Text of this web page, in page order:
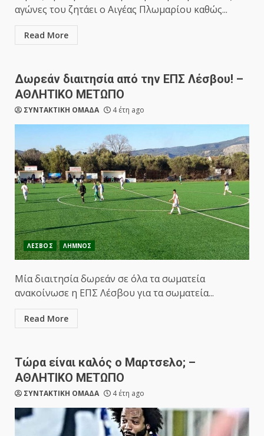
αγώνες του ζητάει ο Αιγέας Πλωμαρίου καθώς...
Read More
Δωρεάν διαιτησία από την ΕΠΣ Λέσβου! –
ΑΘΛΗΤΙΚΟ ΜΕΤΩΠΟ
ΣΥΝΤΑΚΤΙΚΗ ΟΜΑΔΑ 4 έτη ago
ΛΕΣΒΟΣ ΛΗΜΝΟΣ
Μία διαιτησία δωρεάν σε όλα τα σωματεία
ανακοίνωσε η ΕΠΣ Λέσβου για τα σωματεία...
Read More
Τώρα είναι καλός ο Μαρτσελο; –
ΑΘΛΗΤΙΚΟ ΜΕΤΩΠΟ
ΣΥΝΤΑΚΤΙΚΗ ΟΜΑΔΑ 4 έτη ago